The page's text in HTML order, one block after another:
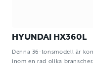
HYUNDAI HX360L
Denna 36-tonsmodell är
inom en rad olika branscher.